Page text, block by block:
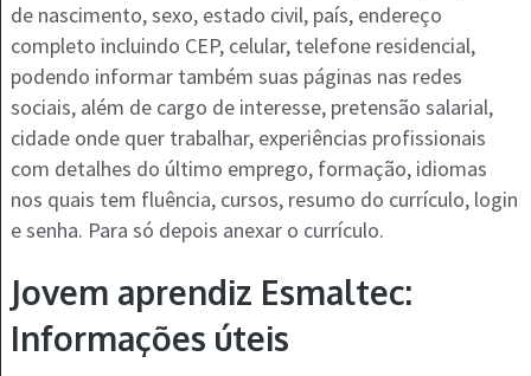
de nascimento, sexo, estado civil, país, endereço
completo incluindo CEP, celular, telefone residencial,
podendo informar também suas páginas nas redes
sociais, além de cargo de interesse, pretensão salarial,
cidade onde quer trabalhar, experiências profissionais
com detalhes do último emprego, formação, idiomas
nos quais tem fluência, cursos, resumo do currículo, login
e senha. Para só depois anexar o currículo.
Jovem aprendiz Esmaltec:
Informações úteis